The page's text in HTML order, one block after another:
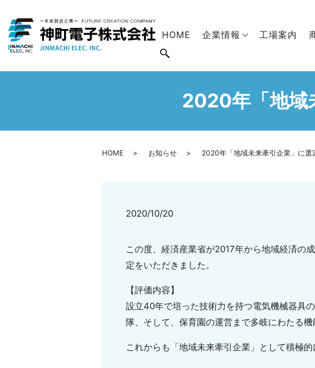
HOME 企業情報 工場案内
2020年「地域
HOME お知らせ 2020年「地域未来牽引企業」に選
2020/10/20
この度、経済産業省が2017年から地域経済の
定をいただきました。
【評価内容】
設立40年で培った技術力を持つ電気機械器具
隊、そして、保育園の運営まで多岐にわたる
これからも「地域未来牽引企業」として積極